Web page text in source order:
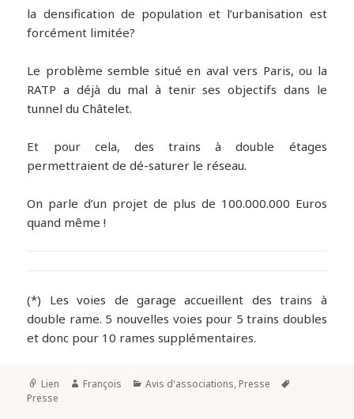
la densification de population et l’urbanisation est
forcément limitée?
Le problème semble situé en aval vers Paris, ou la
RATP a déjà du mal à tenir ses objectifs dans le
tunnel du Châtelet.
Et pour cela, des trains à double étages
permettraient de dé-saturer le réseau.
On parle d’un projet de plus de 100.000.000 Euros
quand même !
(*) Les voies de garage accueillent des trains à
double rame. 5 nouvelles voies pour 5 trains doubles
et donc pour 10 rames supplémentaires.
Lien François Avis d'associations, Presse
Presse